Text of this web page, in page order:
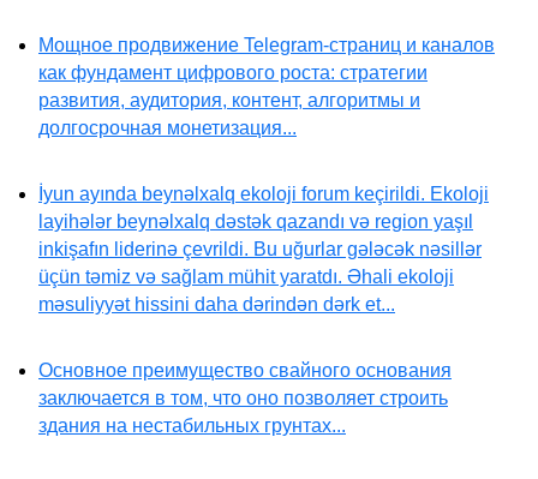
Мощное продвижение Telegram-страниц и каналов
как фундамент цифрового роста: стратегии
развития, аудитория, контент, алгоритмы и
долгосрочная монетизация...
İyun ayında beynəlxalq ekoloji forum keçirildi. Ekoloji
layihələr beynəlxalq dəstək qazandı və region yaşıl
inkişafın liderinə çevrildi. Bu uğurlar gələcək nəsillər
üçün təmiz və sağlam mühit yaratdı. Əhali ekoloji
məsuliyyət hissini daha dərindən dərk et...
Основное преимущество свайного основания
заключается в том, что оно позволяет строить
здания на нестабильных грунтах...